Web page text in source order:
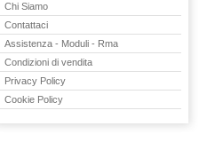
Chi Siamo
Contattaci
Assistenza - Moduli - Rma
Condizioni di vendita
Privacy Policy
Cookie Policy